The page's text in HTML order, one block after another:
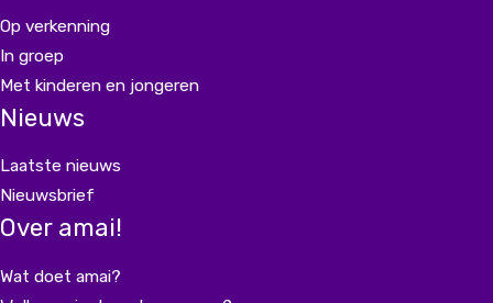
Op verkenning
In groep
Met kinderen en jongeren
Nieuws
Laatste nieuws
Nieuwsbrief
Over amai!
Wat doet amai?